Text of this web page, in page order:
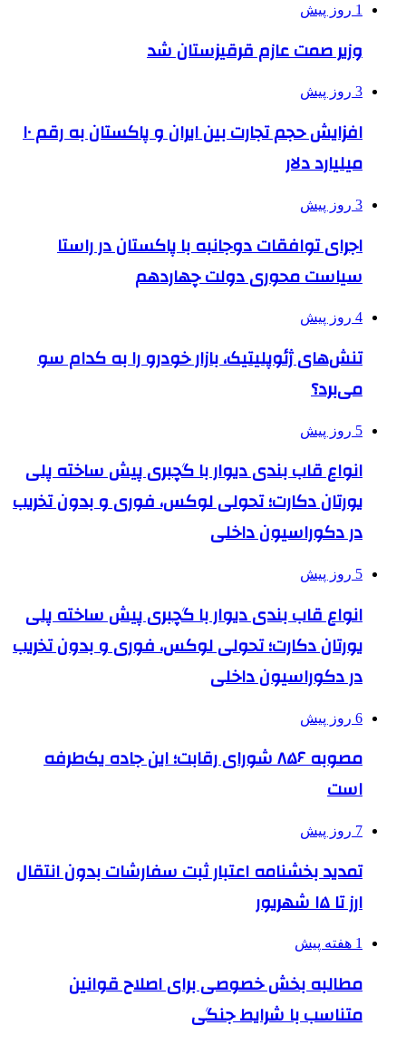
1 روز پیش
وزیر صمت عازم قرقیزستان شد
3 روز پیش
افزایش حجم تجارت بین ایران و پاکستان به رقم ۱۰
میلیارد دلار
3 روز پیش
اجرای توافقات دوجانبه با پاکستان در راستا
سیاست محوری دولت چهاردهم
4 روز پیش
تنش‌های ژئوپلیتیک، بازار خودرو را به کدام سو
می‌برد؟
5 روز پیش
انواع قاب بندی دیوار با گچبری پیش ساخته پلی
یورتان دکارت؛ تحولی لوکس، فوری و بدون تخریب
در دکوراسیون داخلی
5 روز پیش
انواع قاب بندی دیوار با گچبری پیش ساخته پلی
یورتان دکارت؛ تحولی لوکس، فوری و بدون تخریب
در دکوراسیون داخلی
6 روز پیش
مصوبه ۸۵۶ شورای رقابت؛ این جاده یک‌طرفه
است
7 روز پیش
تمدید بخشنامه اعتبار ثبت سفارشات بدون انتقال
ارز تا ۱۵ شهریور
1 هفته پیش
مطالبه بخش خصوصی برای اصلاح قوانین
متناسب با شرایط جنگی